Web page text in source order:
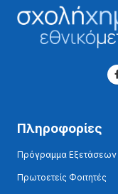
Πληροφορίες
Πρόγραμμα Εξετάσεων
Πρωτοετείς Φοιτητές